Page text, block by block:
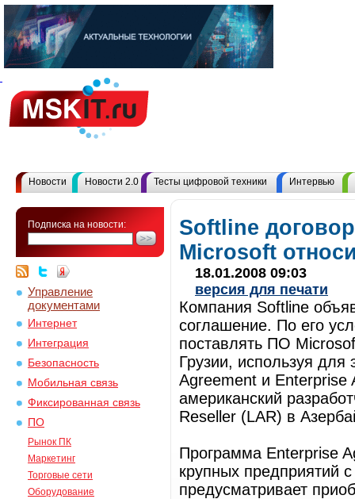
Новости Новости 2.0 Тесты цифровой техники Интервью
Подписка на новости:
Управление
документами
Интернет
Интеграция
Безопасность
Мобильная связь
Фиксированная связь
ПО
Рынок ПК
Маркетинг
Торговые сети
Оборудование
Softline
Microsoft
18.01.2008 09:03
версия для печати
Компания Softline
соглашение. По его
поставлять ПО
Грузии, используя
Agreement и Enterprise
американский
Reseller (LAR) в
Программа Enterprise
крупных предприятий
предусматривает